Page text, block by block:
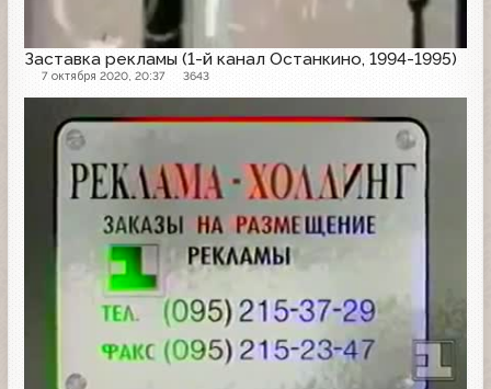
Заставка рекламы (1-й канал Останкино, 1994-1995)
7 октября 2020, 20:37 3643